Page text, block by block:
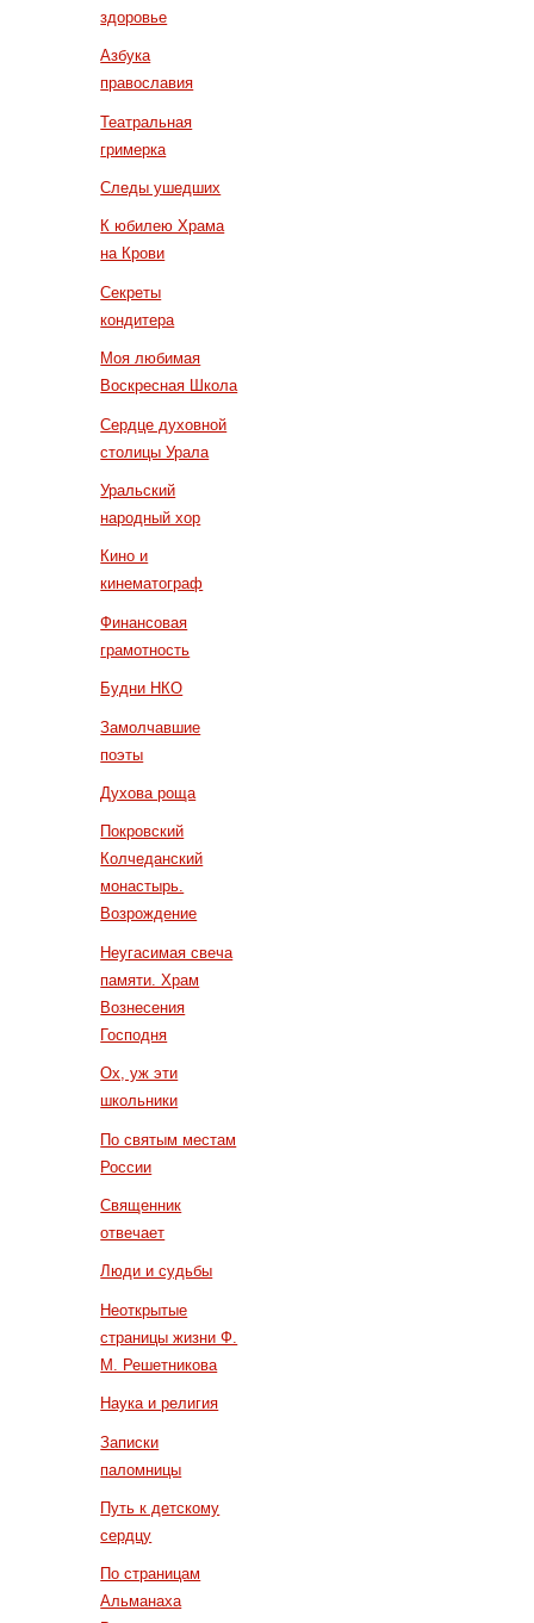
здоровье
Азбука
православия
Театральная
гримерка
Следы ушедших
К юбилею Храма
на Крови
Секреты
кондитера
Моя любимая
Воскресная Школа
Сердце духовной
столицы Урала
Уральский
народный хор
Кино и
кинематограф
Финансовая
грамотность
Будни НКО
Замолчавшие
поэты
Духова роща
Покровский
Колчеданский
монастырь.
Возрождение
Неугасимая свеча
памяти. Храм
Вознесения
Господня
Ох, уж эти
школьники
По святым местам
России
Священник
отвечает
Люди и судьбы
Неоткрытые
страницы жизни Ф.
М. Решетникова
Наука и религия
Записки
паломницы
Путь к детскому
сердцу
По страницам
Альманаха